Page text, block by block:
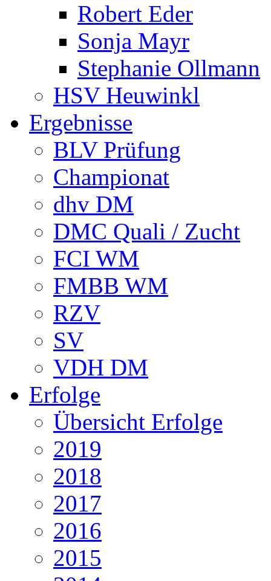
Robert Eder
Sonja Mayr
Stephanie Ollmann
HSV Heuwinkl
Ergebnisse
BLV Prüfung
Championat
dhv DM
DMC Quali / Zucht
FCI WM
FMBB WM
RZV
SV
VDH DM
Erfolge
Übersicht Erfolge
2019
2018
2017
2016
2015